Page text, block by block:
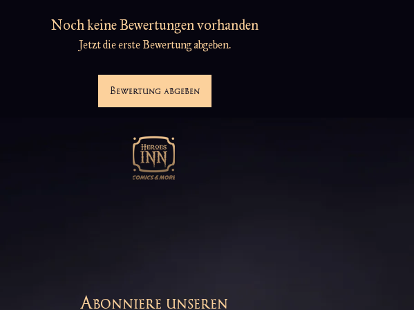
Noch keine Bewertungen vorhanden
Jetzt die erste Bewertung abgeben.
Bewertung abgeben
Abonniere unseren